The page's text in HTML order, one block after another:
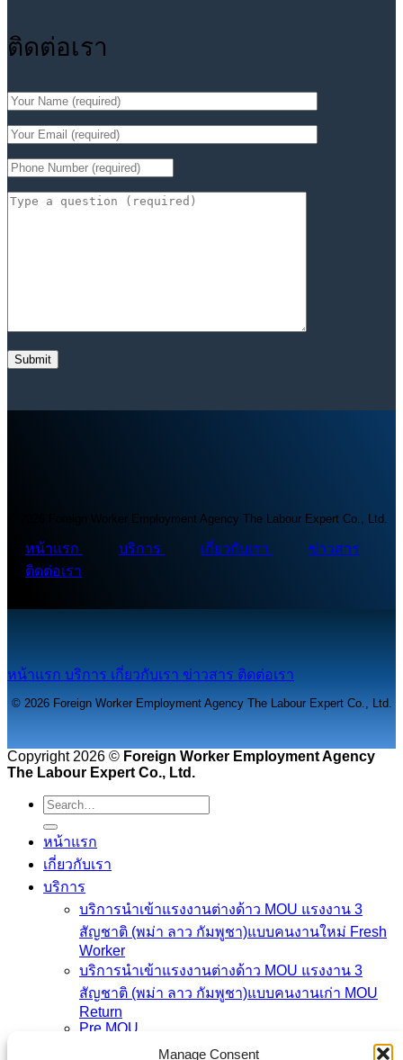
Manage Consent
ติดต่อเรา
© 2026 Foreign Worker Employment Agency The Labour Expert Co., Ltd.
หน้าแรก บริการ เกี่ยวกับเรา
ข่าวสาร
ติดต่อเรา
หน้าแรก บริการ เกี่ยวกับเรา ข่าวสาร ติดต่อเรา
© 2026 Foreign Worker Employment Agency The Labour Expert Co., Ltd.
Copyright 2026 © Foreign Worker Employment Agency
The Labour Expert Co., Ltd.
หน้าแรก
เกี่ยวกับเรา
บริการ
บริการนำเข้าแรงงานต่างด้าว MOU แรงงาน 3
สัญชาติ (พม่า ลาว กัมพูชา)แบบคนงานใหม่ Fresh
Worker
บริการนําเข้าแรงงานต่างด้าว MOU แรงงาน 3
สัญชาติ (พม่า ลาว กัมพูชา)แบบคนงานเก่า MOU
Return
Pre MOU
การต่อวีซ่า ใบอนุญาติทํางาน และตรวจสุขภาพ